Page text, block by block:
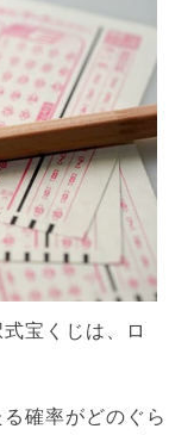
宝くじは、ロ
確率がどのぐら